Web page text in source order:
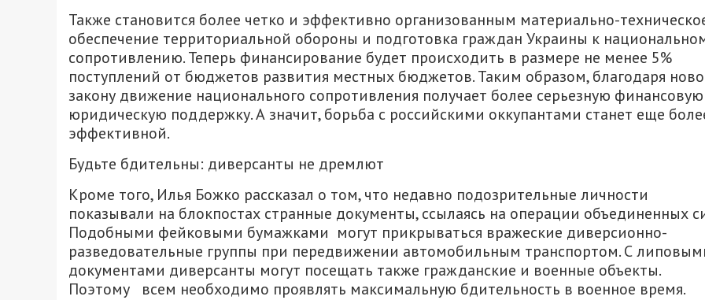
Также становится более четко и эффективно организованным материально-
обеспечение территориальной обороны и подготовка граждан Украины к
сопротивлению. Теперь финансирование будет происходить в размере не менее 5%
поступлений от бюджетов развития местных бюджетов. Таким образом, благодаря
закону движение национального сопротивления получает более серьезную
юридическую поддержку. А значит, борьба с российскими оккупантами станет еще
эффективной.
Будьте бдительны: диверсанты не дремлют
Кроме того, Илья Божко рассказал о том, что недавно подозрительные личности
показывали на блокпостах странные документы, ссылаясь на операции объединенных
Подобными фейковыми бумажками могут прикрываться вражеские диверсионно-
разведовательные группы при передвижении автомобильным транспортом. С
документами диверсанты могут посещать также гражданские и военные объекты.
Поэтому всем необходимо проявлять максимальную бдительность в военное время.